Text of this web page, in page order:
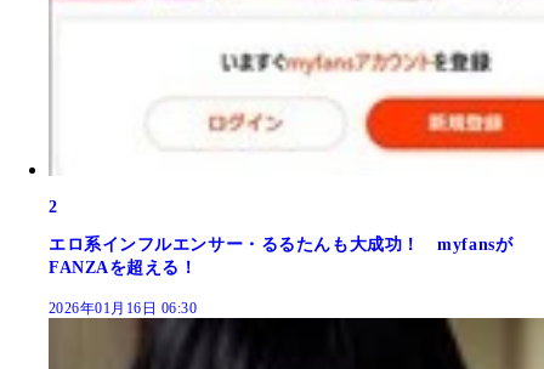
2
エロ系インフルエンサー・るるたんも大成功！ myfansが
FANZAを超える！
2026年01月16日 06:30